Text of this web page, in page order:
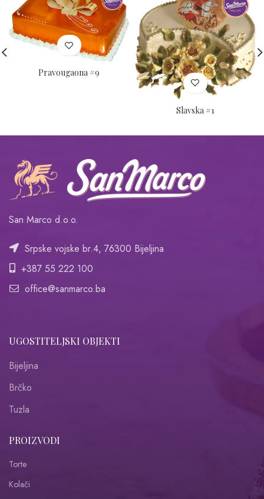
Pravougaona #9
Slavska #1
San Marco d.o.o.
Srpske vojske br.4, 76300 Bijeljina
+387 55 222 100
office@sanmarco.ba
UGOSTITELJSKI OBJEKTI
Bijeljina
Brčko
Tuzla
PROIZVODI
Torte
Kolači